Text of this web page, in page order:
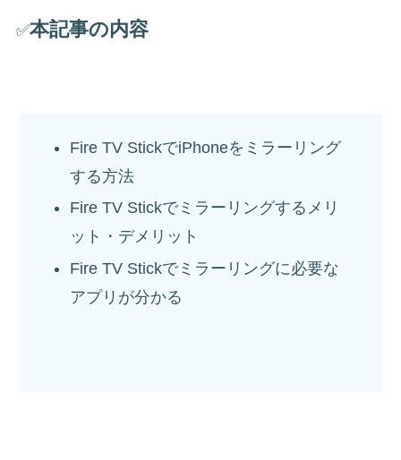
✅本記事の内容
Fire TV StickでiPhoneをミラーリング
する方法
Fire TV Stickでミラーリングするメリ
ット・デメリット
Fire TV Stickでミラーリングに必要な
アプリが分かる